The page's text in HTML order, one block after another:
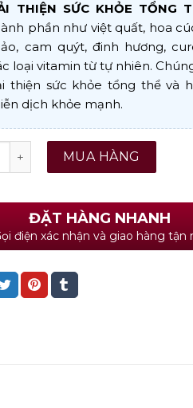
THIỆN SỨC KHỎE TỔNG
phần như việt quất, hoa
cam quýt, đinh hương,
loại vitamin từ tự nhiên.
thiện sức khỏe tổng thể và
dịch khỏe mạnh.
by Nature Junior L số
MUA HÀNG
ĐẶT HÀNG NHANH
điện xác nhận và giao hàng tận